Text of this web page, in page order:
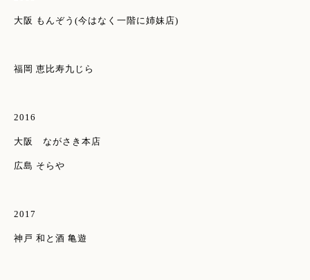
大阪 もんぞう(今はなく一階に姉妹店)
福岡 恵比寿九じら
2016
大阪 ながさき本店
広島 そらや
2017
神戸 和と酒 亀遊